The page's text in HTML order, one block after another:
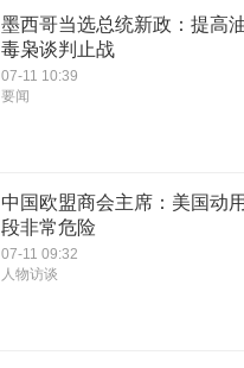
墨西哥当选总统新政：提高
毒枭谈判止战
07-11 10:39
要闻
中国欧盟商会主席：美国动
段非常危险
07-11 09:32
人物访谈